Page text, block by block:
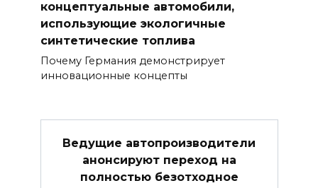
концептуальные автомобили,
использующие экологичные
синтетические топлива
Почему Германия демонстрирует
инновационные концепты
Ведущие автопроизводители
анонсируют переход на
полностью безотходное